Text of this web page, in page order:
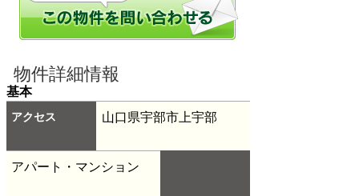
物件詳細情報
基本
アクセス 山口県宇部市上宇部
アパート・マンション